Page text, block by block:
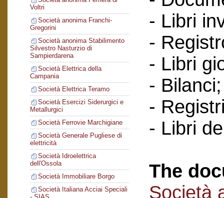
Voltri
Società anonima Franchi-
Gregorini
Società anonima Stabilimento
Silvestro Nasturzio di
Sampierdarena
Società Elettrica della
Campania
Società Elettrica Teramo
Società Esercizi Siderurgici e
Metallurgici
Società Ferrovie Marchigiane
Società Generale Pugliese di
elettricità
Società Idroelettrica
dell'Ossola
Società Immobiliare Borgo
Società Italiana Acciai Speciali
- Libri
-
- Libri
- Bilanci;
-
- Libri
The
Società